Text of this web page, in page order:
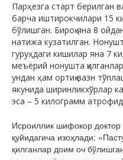
Парҳезга старт берилган
барча иштирокчилари 15
бўлишган. Бироқ яна 8
натижа кузатилган.
гуруҳдаги кишилар яна 7
меъёрий нонушта
ундан ҳам ортиқ вазн
якунида ширинликхўрлар
эса – 5 килограмм
Исроиллик шифокор
қуйидагича изоҳлади:
қилганлар доим оч